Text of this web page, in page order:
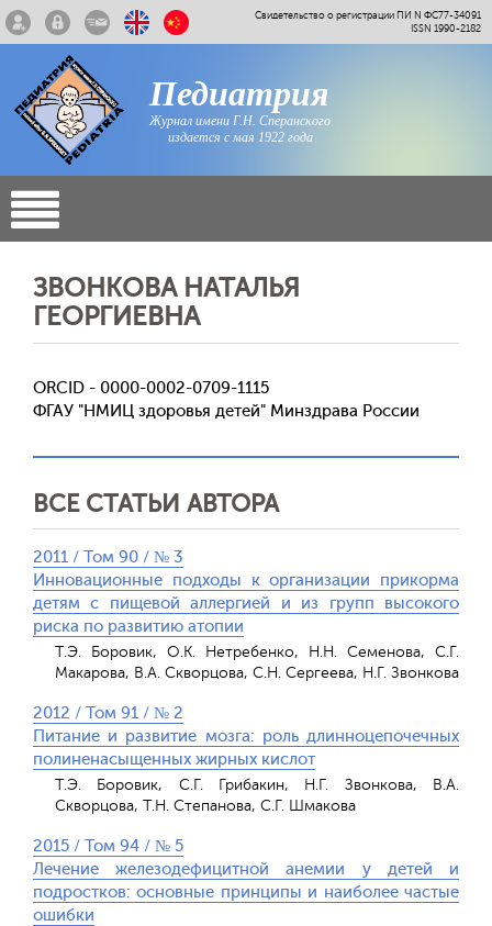
Свидетельство о регистрации ПИ N ФС77-34091
ISSN 1990-2182
Педиатрия
Журнал имени Г.Н. Сперанского
издается с мая 1922 года
ЗВОНКОВА НАТАЛЬЯ
ГЕОРГИЕВНА
ORCID - 0000-0002-0709-1115
ФГАУ "НМИЦ здоровья детей" Минздрава России
ВСЕ СТАТЬИ АВТОРА
2011 / Том 90 / № 3
Инновационные подходы к организации прикорма
детям с пищевой аллергией и из групп высокого
риска по развитию атопии
Т.Э. Боровик, О.К. Нетребенко, Н.Н. Семенова, С.Г.
Макарова, В.А. Скворцова, С.Н. Сергеева, Н.Г. Звонкова
2012 / Том 91 / № 2
Питание и развитие мозга: роль длинноцепочечных
полиненасыщенных жирных кислот
Т.Э. Боровик, С.Г. Грибакин, Н.Г. Звонкова, В.А.
Скворцова, Т.Н. Степанова, С.Г. Шмакова
2015 / Том 94 / № 5
Лечение железодефицитной анемии у детей и
подростков: основные принципы и наиболее частые
ошибки